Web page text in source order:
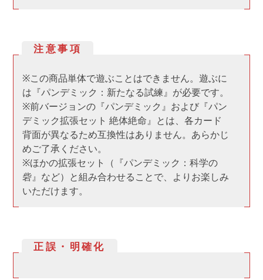
注意事項
※この商品単体で遊ぶことはできません。遊ぶに
は『パンデミック：新たなる試練』が必要です。
※前バージョンの『パンデミック』および『パン
デミック拡張セット 絶体絶命』とは、各カード
背面が異なるため互換性はありません。あらかじ
めご了承ください。
※ほかの拡張セット（『パンデミック：科学の
砦』など）と組み合わせることで、よりお楽しみ
いただけます。
正誤・明確化